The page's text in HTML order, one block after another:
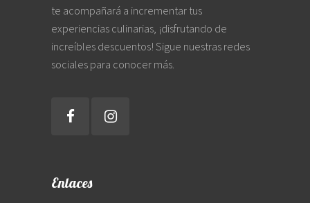
te acompañará a incrementar tus
experiencias culinarias, ¡disfrutando de
increíbles descuentos! Sigue nuestras redes
sociales para conocer más.
Enlaces